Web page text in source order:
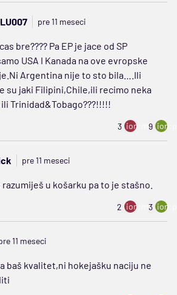
pre 11 meseci
bre???? Pa EP je jace od SP
USA I Kanada na ove evropske
Argentina nije to sto bila….Ili
su jaki Filipini,Chile,ili recimo neka
Trinidad&Tobago???!!!!!
3 ion:minus
9
pre 11 meseci
u košarku pa to je stašno.
2 ion:minus
3
11 meseci
baš kvalitet,ni hokejašku naciju ne